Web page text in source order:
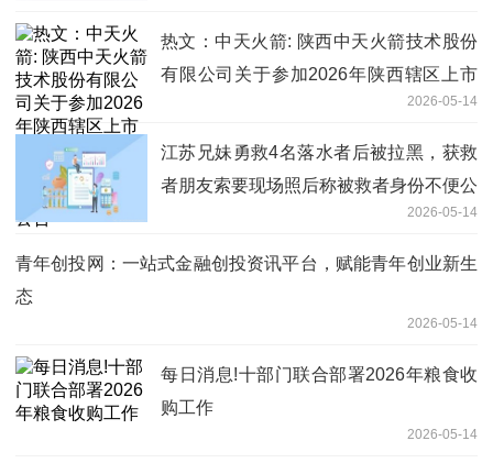
热文：中天火箭: 陕西中天火箭技术股份
有限公司关于参加2026年陕西辖区上市
公司投资者集体接待日暨2025年度业绩
说明会的公告
2026-05-14
江苏兄妹勇救4名落水者后被拉黑，获救
者朋友索要现场照后称被救者身份不便公
开；当地：见义勇为认定无需获救者证
明，只要事件真实有效
2026-05-14
青年创投网：一站式金融创投资讯平台，赋能青年创业新生
态
2026-05-14
每日消息!十部门联合部署2026年粮食收
购工作
2026-05-14